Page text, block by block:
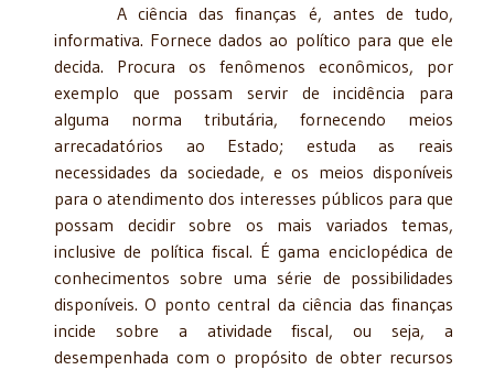
A ciência das finanças é, antes de tudo,
informativa. Fornece dados ao político para que ele
decida. Procura os fenômenos econômicos, por
exemplo que possam servir de incidência para
alguma norma tributária, fornecendo meios
arrecadatórios ao Estado; estuda as reais
necessidades da sociedade, e os meios disponíveis
para o atendimento dos interesses públicos para que
possam decidir sobre os mais variados temas,
inclusive de política fiscal. É gama enciclopédica de
conhecimentos sobre uma série de possibilidades
disponíveis. O ponto central da ciência das finanças
incide sobre a atividade fiscal, ou seja, a
desempenhada com o propósito de obter recursos